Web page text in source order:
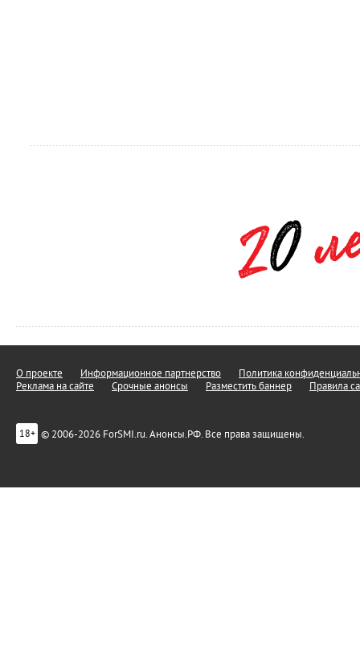
О проекте Информационное партнерство
Политика
Реклама на сайте
Срочные анонсы Разместить баннер Правила
18+ © 2006-2026 ForSMI.ru. Анонсы.РФ. Все права защищены.